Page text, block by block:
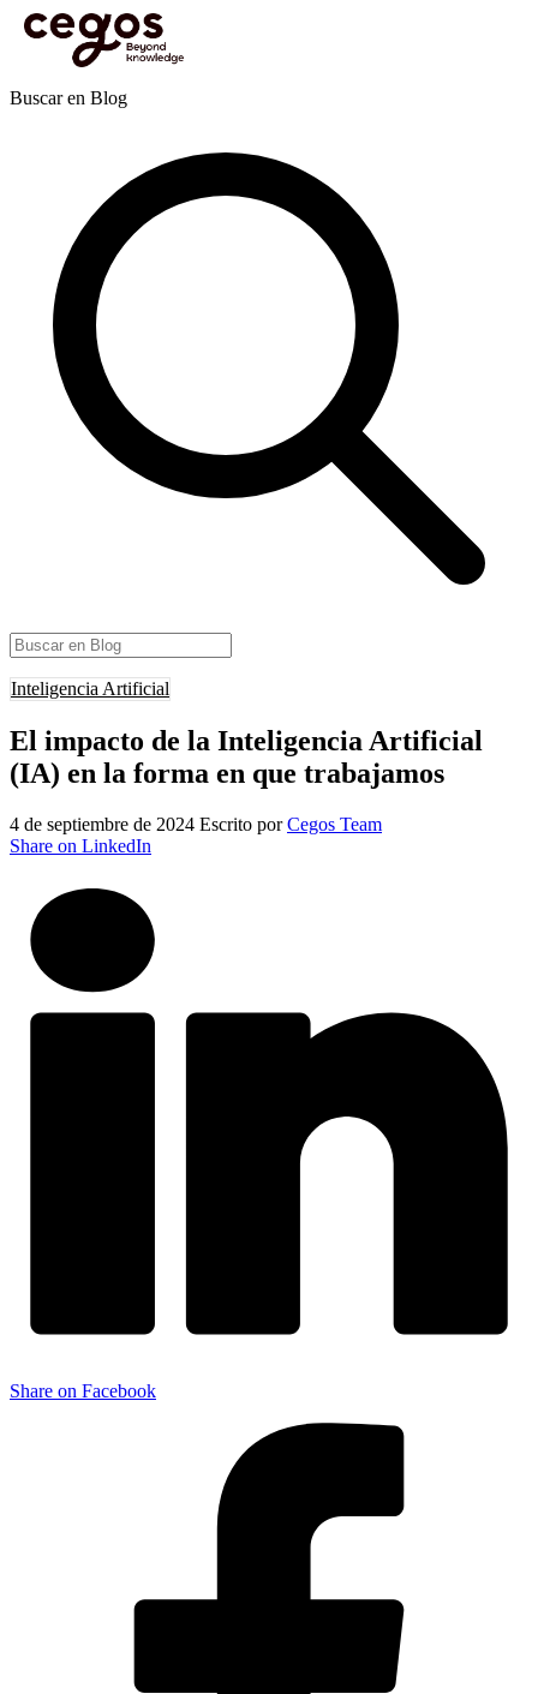
Skip to main content
Estás aquí:Inicio > Actualidades
Inteligencia Artificial (IA) en la forma en que trabajamos
Publicaciones
Buscar en Blog
Inteligencia Artificial
El impacto de la Inteligencia Artificial
(IA) en la forma en que trabajamos
4 de septiembre de 2024 Escrito porCegos Team
Share on LinkedIn
Share on Facebook